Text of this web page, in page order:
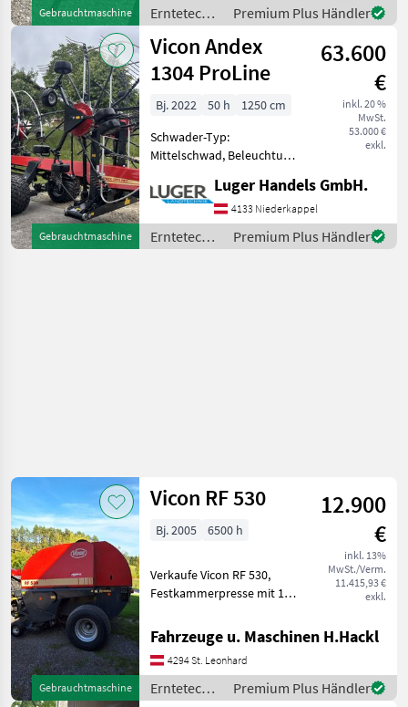
Gebrauchtmaschine
die ideal für mitte
Erntetechnik
Grünland /
Vicon
Premium Plus Händler
Gebrauchtmaschine
Vicon Andex
1304 ProLine
63.600
€
inkl. 20 %
MwSt.
53.000 €
exkl.
Bj. 2022 50 h
1250 cm
Schwader-Typ:
Mittelschwad, Beleuchtung
Zustand war sehr wenig im
Gebrauch ca. 50 Hektar - 6
Rad Fahrwerk - ISOBUS -
Bereifung 710/35
Luger Handels GmbH.
4133 Niederkappel
Erntetechnik
Grünland /
Premium Plus Händler
Gebrauchtmaschine
Vicon RF 530
12.900
€
inkl. 13%
MwSt./Verm.
11.415,93 €
exkl.
Bj. 2005 6500 h
Verkaufe Vicon RF 530,
Festkammerpresse mit 125
190cm Pick-up Breite,
Baujahr 2005, Netzbindung,
Breitbereifung, 520/50 - 17,
Messergruppen
Fahrzeuge u. Maschinen H.Hackl
4294 St. Leonhard
Erntetechnik
Premium Plus Händler